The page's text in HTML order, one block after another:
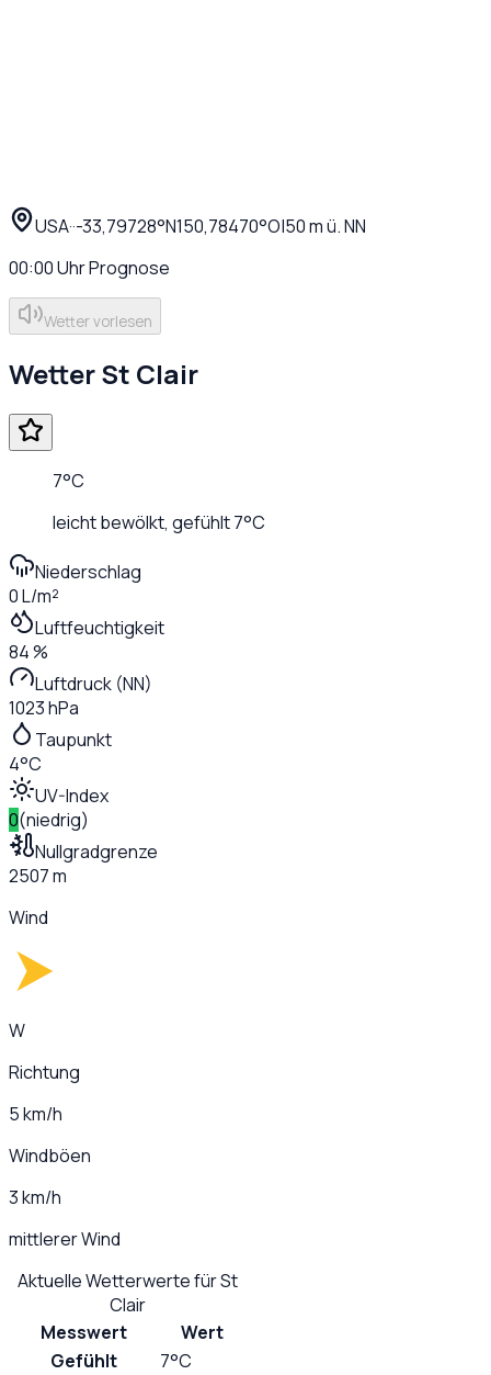
USA··-33,79728°N150,78470°O|50m ü. NN
00:00UhrPrognose
Wetter vorlesen
WetterSt Clair
7°C
leicht bewölkt, gefühlt7°C
Niederschlag
0 L/m²
Luftfeuchtigkeit
84 %
Luftdruck (NN)
1023 hPa
Taupunkt
4°C
UV-Index
0(niedrig)
Nullgradgrenze
2507 m
Wind
W
Richtung
5 km/h
Windböen
3 km/h
mittlerer Wind
Aktuelle Wetterwerte fürSt
Clair
Messwert
Wert
Gefühlt
7°C